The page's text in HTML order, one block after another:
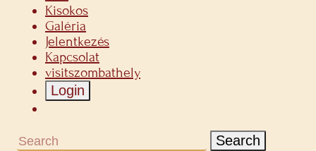
Kisokos
Galéria
Jelentkezés
Kapcsolat
visitszombathely
Login
Search